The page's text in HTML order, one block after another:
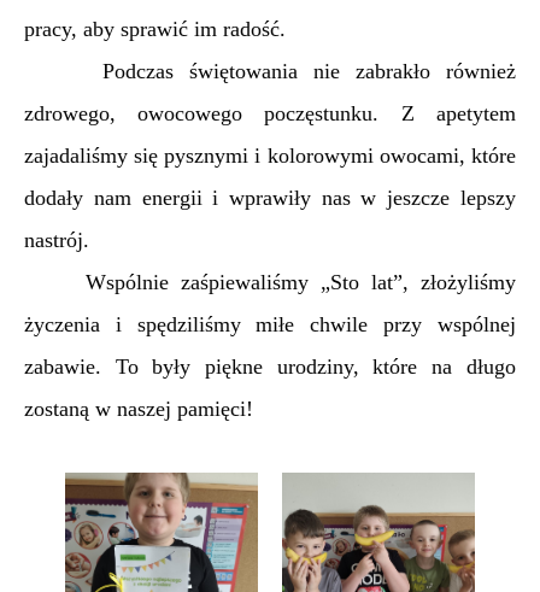
pracy, aby sprawić im radość.
Podczas świętowania nie zabrakło również
zdrowego, owocowego poczęstunku. Z apetytem
zajadaliśmy się pysznymi i kolorowymi owocami, które
dodały nam energii i wprawiły nas w jeszcze lepszy
nastrój.
Wspólnie zaśpiewaliśmy „Sto lat”, złożyliśmy
życzenia i spędziliśmy miłe chwile przy wspólnej
zabawie. To były piękne urodziny, które na długo
zostaną w naszej pamięci!